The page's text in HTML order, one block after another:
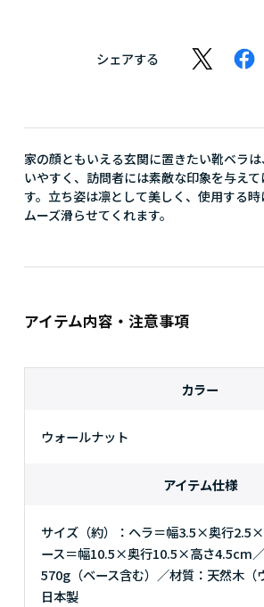
シェアする
家の顔ともいえる玄関に置きたい靴ベラ
いやすく、訪問者には素敵な印象を与え
す。立ち姿は凛として美しく、使用する
ムーズ滑らせてくれます。
アイテム内容・注意事項
カラー
ウォールナット
アイテム仕様
サイズ（約）：ヘラ＝幅3.5×奥行
ース＝幅10.5×奥行10.5×高さ4.5cm／
570g（ベース含む）／材質：天然木（
日本製